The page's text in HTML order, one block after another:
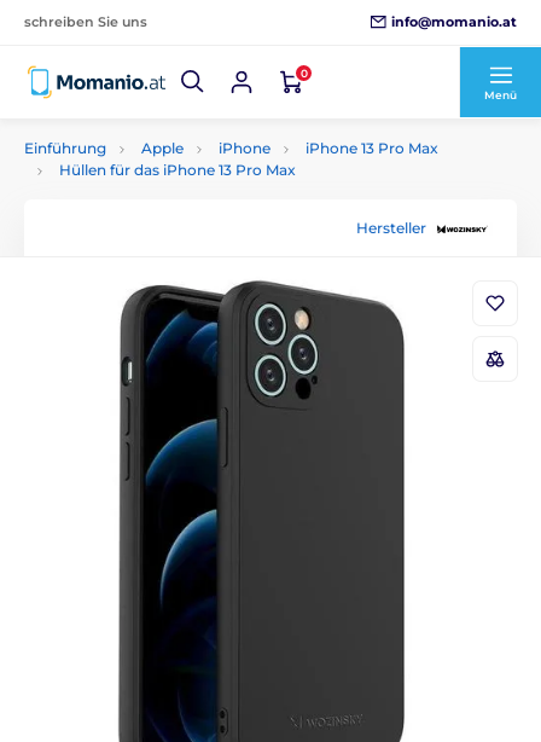
schreiben Sie uns info@momanio.at
0
Menü
Einführung Apple iPhone
iPhone 13 Pro Max
Hüllen für das iPhone 13 Pro Max
Hersteller